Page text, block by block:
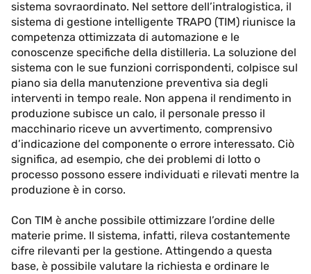
sistema sovraordinato. Nel settore dell’intralogistica, il
sistema di gestione intelligente TRAPO (TIM) riunisce la
competenza ottimizzata di automazione e le
conoscenze specifiche della distilleria. La soluzione del
sistema con le sue funzioni corrispondenti, colpisce sul
piano sia della manutenzione preventiva sia degli
interventi in tempo reale. Non appena il rendimento in
produzione subisce un calo, il personale presso il
macchinario riceve un avvertimento, comprensivo
d’indicazione del componente o errore interessato. Ciò
significa, ad esempio, che dei problemi di lotto o
processo possono essere individuati e rilevati mentre la
produzione è in corso.
Con TIM è anche possibile ottimizzare l’ordine delle
materie prime. Il sistema, infatti, rileva costantemente
cifre rilevanti per la gestione. Attingendo a questa
base, è possibile valutare la richiesta e ordinare le